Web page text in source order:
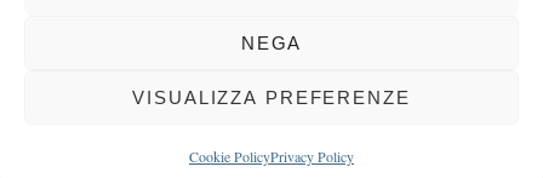
NEGA
VISUALIZZA PREFERENZE
Cookie PolicyPrivacy Policy
BCC DI BUSTO GAROLFO E BUGUGGIATE